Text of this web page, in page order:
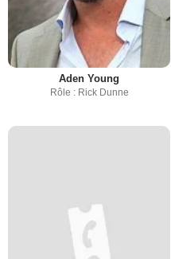
Aden Young
Rôle : Rick Dunne